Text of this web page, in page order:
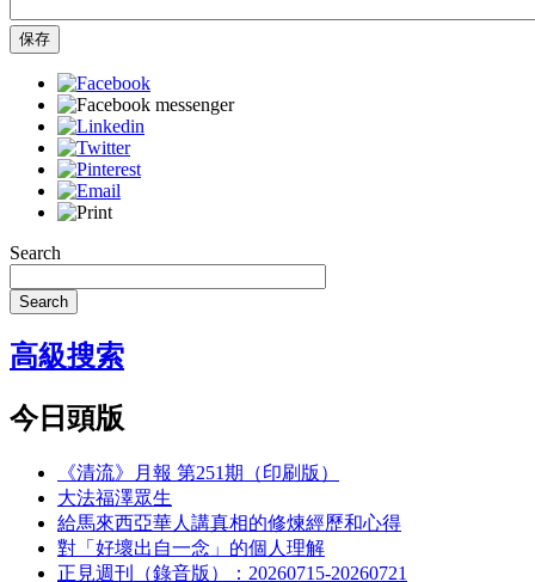
保存
Search
Search
高級搜索
今日頭版
《清流》月報 第251期（印刷版）
大法福澤眾生
給馬來西亞華人講真相的修煉經歷和心得
對「好壞出自一念」的個人理解
正見週刊（錄音版）：20260715-20260721